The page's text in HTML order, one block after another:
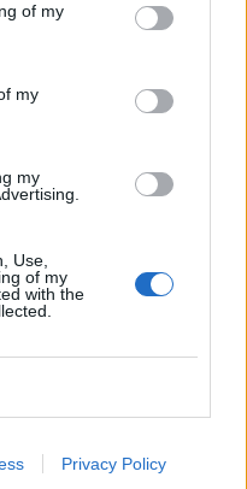
of my
my
my
Use,
of my
with the
Privacy Policy
sorozat már
így spórolnak
az élelmes